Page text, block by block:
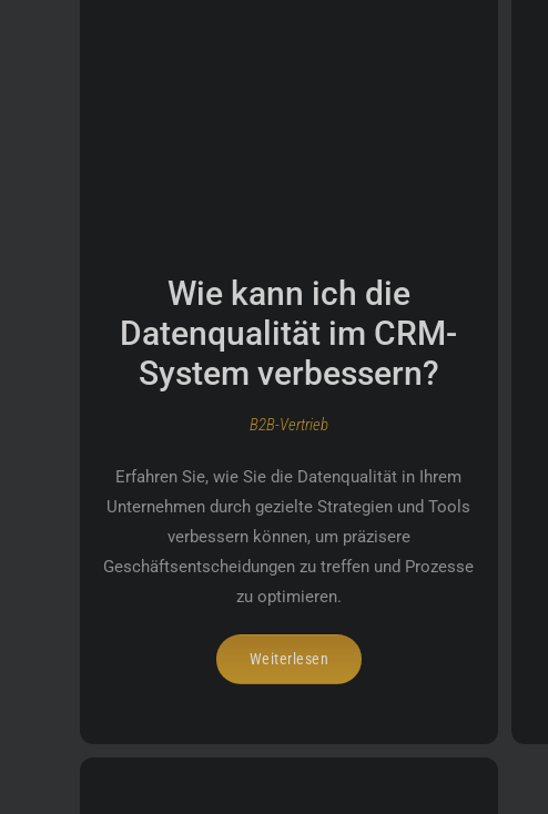
Wie kann ich die
Datenqualität im CRM-
System verbessern?
B2B-Vertrieb
Erfahren Sie, wie Sie die Datenqualität in Ihrem
Unternehmen durch gezielte Strategien und Tools
verbessern können, um präzisere
Geschäftsentscheidungen zu treffen und Prozesse
zu optimieren.
Weiterlesen